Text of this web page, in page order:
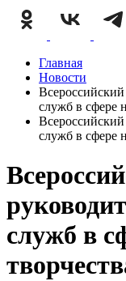
Главная
Новости
Всероссийский
служб в сфере
Всероссийский
служб в сфере
служб в